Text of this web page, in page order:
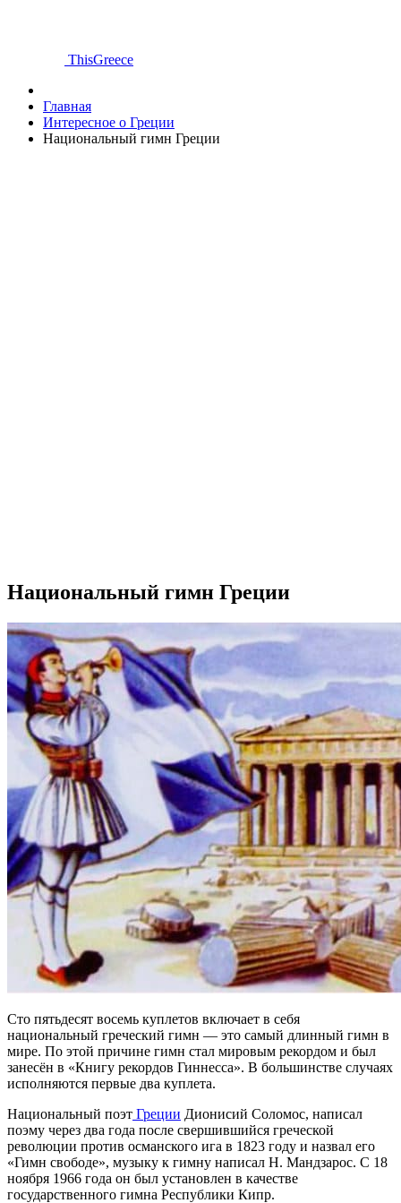
ThisGreece
Главная
Интересное о Греции
Национальный гимн Греции
Национальный гимн Греции
Сто пятьдесят восемь куплетов включает в себя
национальный греческий гимн — это самый длинный гимн в
мире. По этой причине гимн стал мировым рекордом и был
занесён в «Книгу рекордов Гиннесса». В большинстве случаях
исполняются первые два куплета.
Национальный поэт Греции Дионисий Соломос, написал
поэму через два года после свершившийся греческой
революции против османского ига в 1823 году и назвал его
«Гимн свободе», музыку к гимну написал Н. Мандзарос. С 18
ноября 1966 года он был установлен в качестве
государственного гимна Республики Кипр.